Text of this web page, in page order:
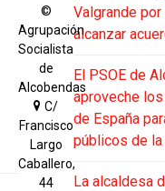
Valgrande
alcanzar
El PSOE de
aproveche
de España
públicos de la
La alcaldesa
©
Agrupación
Socialista
de
Alcobendas
C/
Francisco
Largo
Caballero,
44